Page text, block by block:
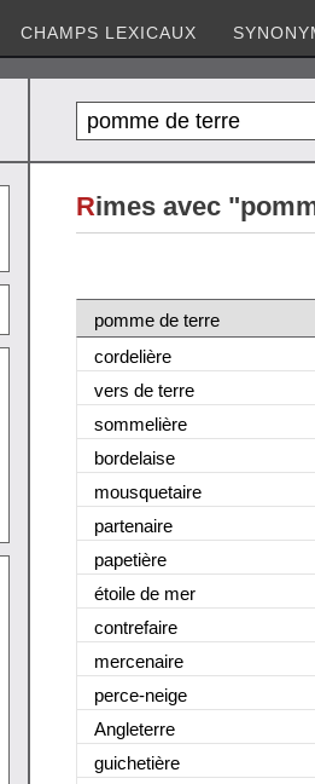
CHAMPS LEXICAUX
Rimes avec
pomme de terre
cordelière
vers de terre
sommelière
bordelaise
mousquetaire
partenaire
papetière
étoile de mer
contrefaire
mercenaire
perce-neige
Angleterre
guichetière